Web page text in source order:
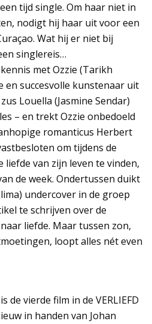
tijd single. Om haar niet in
nodigt hij haar uit voor een
Wat hij er niet bij
singlereis…
met Ozzie (Tarikh
en succesvolle kunstenaar uit
Louella (Jasmine Sendar)
– en trekt Ozzie onbedoeld
romanticus Herbert
om tijdens de
liefde van zijn leven te vinden,
de week. Ondertussen duikt
undercover in de groep
te schrijven over de
liefde. Maar tussen zon,
loopt alles nét even
de vierde film in de VERLIEFD
in handen van Johan